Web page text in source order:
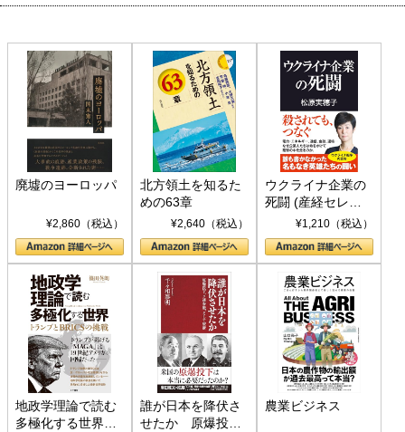
廃墟のヨーロッパ
¥2,860（税込）
北方領土を知るた
めの63章
¥2,640（税込）
ウクライナ企業の
死闘 (産経セレク
ト S 039)¥1,210（税込）
地政学理論で読む
多極化する世界：
誰が日本を降伏さ
せたか 原爆投
農業ビジネス